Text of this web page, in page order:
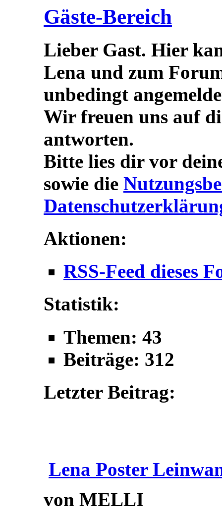
Gäste-Bereich
Lieber Gast. Hier
Lena und zum
unbedingt
Wir freuen uns auf
antworten.
Bitte lies dir vor
sowie die
Aktionen:
RSS-Feed dieses
Statistik:
Themen: 43
Beiträge: 312
Letzter Beitrag:
Lena Poster
von MELLI